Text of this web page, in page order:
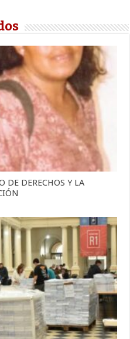
DE DERECHOS Y LA